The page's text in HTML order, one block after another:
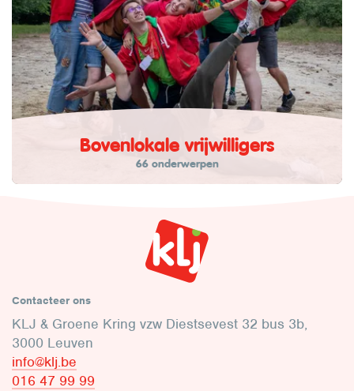
Bovenlokale vrijwilligers
66 onderwerpen
Contacteer ons
KLJ & Groene Kring vzw Diestsevest 32 bus 3b,
3000 Leuven
info@klj.be​
016 47 99 99